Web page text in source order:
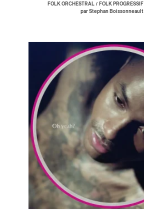
FOLK ORCHESTRAL / FOLK PROGRESSIF
par Stephan Boissonneault